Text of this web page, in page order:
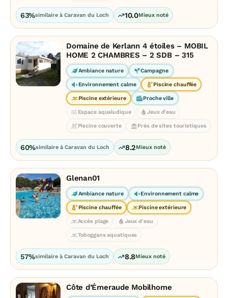
63%similaire à Caravan du Loch 10.0Mieux noté
Domaine de Kerlann 4 étoiles – MOBIL
HOME 2 CHAMBRES – 2 SDB – 315
Ambiance nature Campagne
Environnement calme Piscine chauffée
Piscine extérieure Proche ville
Espace aqualudique Jeux d'eau
Piscine couverte Près de sites touristiques
60%similaire à Caravan du Loch 8.2Mieux noté
Glenan01
Ambiance nature Environnement calme
Piscine chauffée Piscine extérieure
Accès plage Jeux d'eau
Toboggans aquatiques
57%similaire à Caravan du Loch 8.8Mieux noté
Côte d’Émeraude Mobilhome